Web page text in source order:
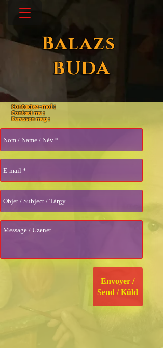
Balazs
BUDA
Contactez-moi :
Contact me :
Keressen meg :
Envoyer /
Send / Küld